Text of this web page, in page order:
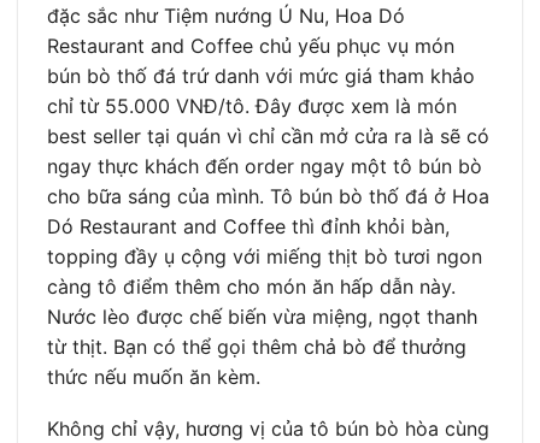
đặc sắc như Tiệm nướng Ú Nu, Hoa Dó
Restaurant and Coffee chủ yếu phục vụ món
bún bò thố đá trứ danh với mức giá tham khảo
chỉ từ 55.000 VNĐ/tô. Đây được xem là món
best seller tại quán vì chỉ cần mở cửa ra là sẽ có
ngay thực khách đến order ngay một tô bún bò
cho bữa sáng của mình. Tô bún bò thố đá ở Hoa
Dó Restaurant and Coffee thì đỉnh khỏi bàn,
topping đầy ụ cộng với miếng thịt bò tươi ngon
càng tô điểm thêm cho món ăn hấp dẫn này.
Nước lèo được chế biến vừa miệng, ngọt thanh
từ thịt. Bạn có thể gọi thêm chả bò để thưởng
thức nếu muốn ăn kèm.
Không chỉ vậy, hương vị của tô bún bò hòa cùng